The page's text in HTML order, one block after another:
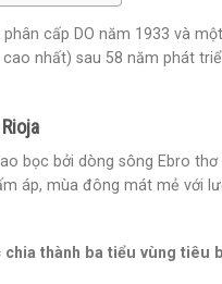
cấp DO năm 1933 và
nhất) sau 58 năm phát
bọc bởi dòng sông Ebro
áp, mùa đông mát mẻ
thành ba tiểu vùng tiêu